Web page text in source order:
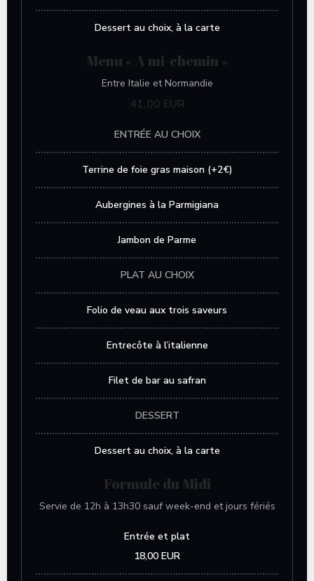
Dessert au choix, à la carte
Menu « A mi-chemin »
Entre Italie et Normandie
41,00 EUR
ENTRÉE AU CHOIX
Terrine de foie gras maison (+2€)
Aubergines à la Parmigiana
Jambon de Parme
PLAT AU CHOIX
Folio de veau aux trois saveurs
Entrecôte à l’italienne
Filet de bar au safran
DESSERT
Dessert au choix, à la carte
Formule du Midi
Servie de 12h à 13h30 sauf week-end et jours fériés
Entrée et plat
18,00 EUR